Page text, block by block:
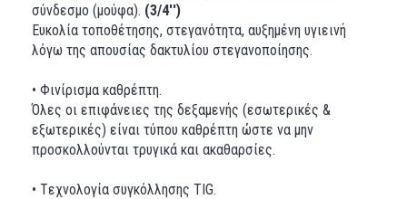
σύνδεσμο (μούφα). (3/4'')
Ευκολία τοποθέτησης, στεγανότητα, αυξημένη υγιεινή
λόγω της απουσίας δακτυλίου στεγανοποίησης.
• Φινίρισμα καθρέπτη.
Όλες οι επιφάνειες της δεξαμενής (εσωτερικές &
εξωτερικές) είναι τύπου καθρέπτη ώστε να μην
προσκολλούνται τρυγικά και ακαθαρσίες.
• Tεχνολογία συγκόλλησης TIG.